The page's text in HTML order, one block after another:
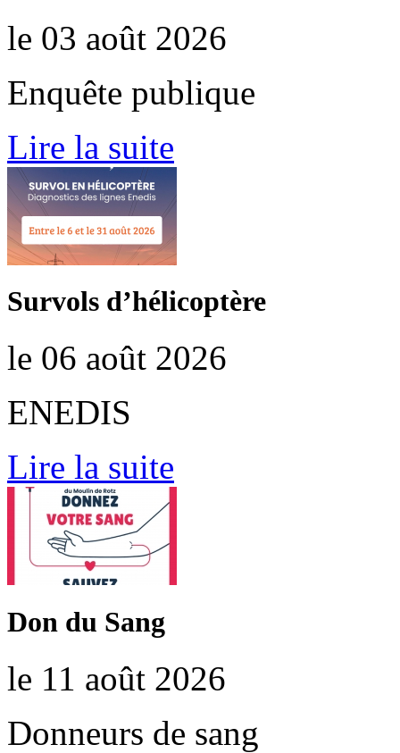
le 03 août 2026
Enquête publique
Lire la suite
Survols d’hélicoptère
le 06 août 2026
ENEDIS
Lire la suite
Don du Sang
le 11 août 2026
Donneurs de sang